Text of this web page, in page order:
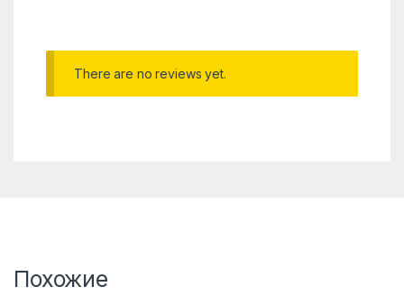
There are no reviews yet.
Похожие